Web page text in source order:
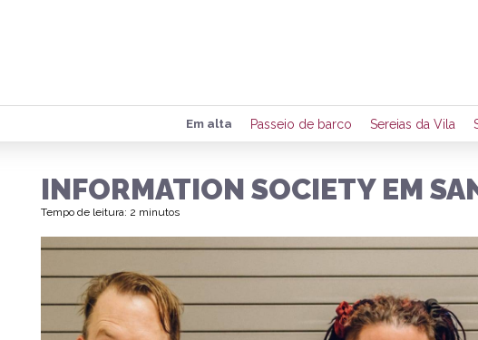
Preencha seus
de eventos e
Em alta Passeio de barco Sereias da Vila
INFORMATION SOCIETY EM
Tempo de leitura: 2 minutos